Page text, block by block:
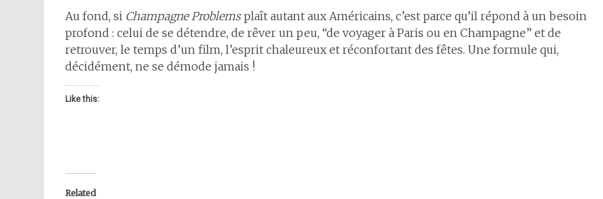
Au fond, si Champagne Problemsplaît autant aux Américains, c’est parce qu’il répond à un besoin
profond : celui de se détendre, de rêver un peu, “de voyager à Paris ou en Champagne” et de
retrouver, le temps d’un film, l’esprit chaleureux et réconfortant des fêtes. Une formule qui,
décidément, ne se démode jamais !
Like this:
Related